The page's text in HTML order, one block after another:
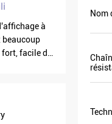
à
facile de
courant
celui
Nom